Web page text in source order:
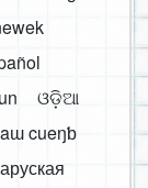
ଓଡ଼ିଆ
cueŋƅ